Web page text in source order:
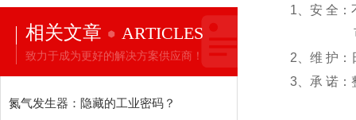
相关文章 ARTICLES
致力于成为更好的解决方案供应商！
氮气发生器：隐藏的工业密码？
1、安 全：
可以
2、维 护：
3、承 诺：